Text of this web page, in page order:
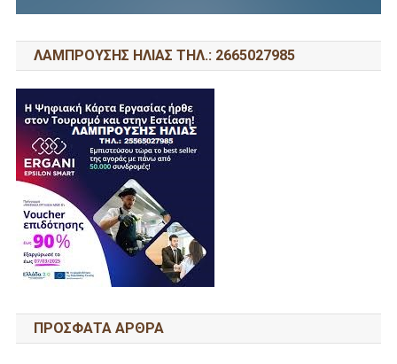
ΛΑΜΠΡΟΥΣΗΣ ΗΛΙΑΣ ΤΗΛ.: 2665027985
ΠΡΌΣΦΑΤΑ ΆΡΘΡΑ